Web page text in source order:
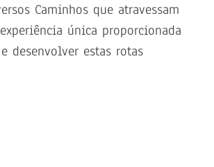
Caminhos que atravessam
única proporcionada
desenvolver estas rotas